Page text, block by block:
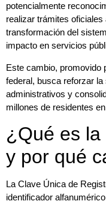
potencialmente
realizar trámites
transformación del
impacto en servicios
Este cambio, promovido
federal, busca reforzar
administrativos y
millones de residentes
¿Qué es
y por qué
La Clave Única de
identificador